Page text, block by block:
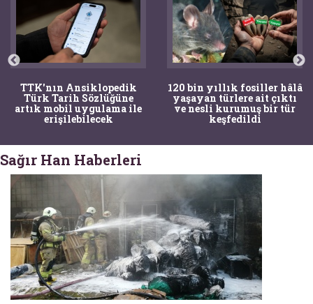
TTK'nın Ansiklopedik
Türk Tarih Sözlüğüne
artık mobil uygulama ile
erişilebilecek
120 bin yıllık fosiller hâlâ
yaşayan türlere ait çıktı
ve nesli kurumuş bir tür
keşfedildi
Sağır Han Haberleri